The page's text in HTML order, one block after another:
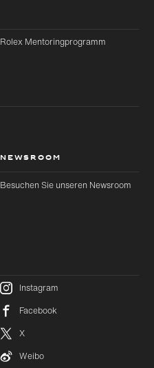
Hauptinhalt
wechseln
Footer
Rolex Mentoringprogramm
NEWSROOM
Besuchen Sie unseren Newsroom
Instagram
Facebook
X
Weibo